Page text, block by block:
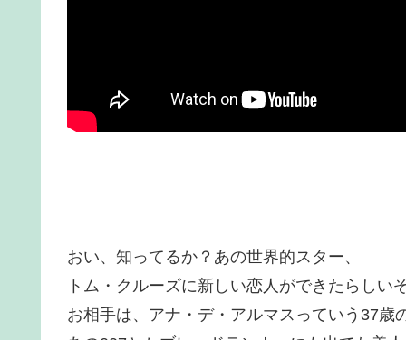
おい、知ってるか？あの世界的スター、
トム・クルーズに新しい恋人ができたらしい
お相手は、アナ・デ・アルマスっていう37歳